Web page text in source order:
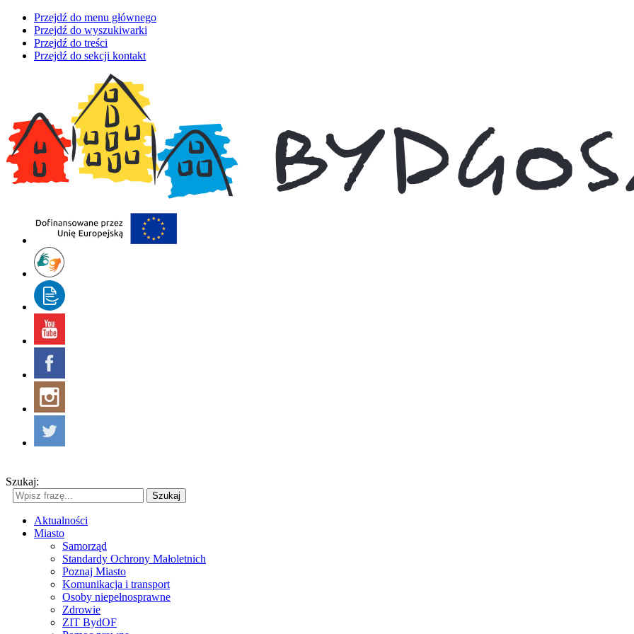
Przejdź do menu głównego
Przejdź do wyszukiwarki
Przejdź do treści
Przejdź do sekcji kontakt
Szukaj:
Szukaj
Aktualności
Miasto
Samorząd
Standardy Ochrony Małoletnich
Poznaj Miasto
Komunikacja i transport
Osoby niepełnosprawne
Zdrowie
ZIT BydOF